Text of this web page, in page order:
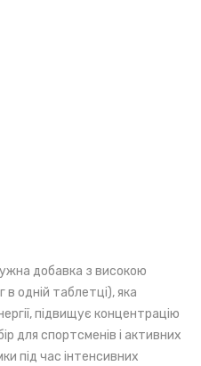
добавка з високою
одній таблетці), яка
підвищує концентрацію
для спортсменів і активних
під час інтенсивних